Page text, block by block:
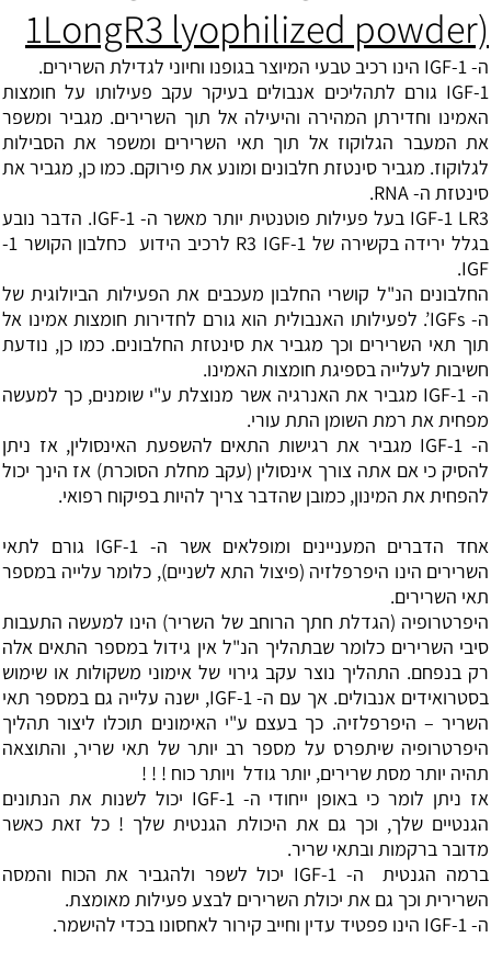
1LongR3 lyophilized powder)
ה- IGF-1 הינו רכיב טבעי המיוצר בגופנו וחיוני לגדילת השרירים.
IGF-1 גורם לתהליכים אנבולים בעיקר עקב פעילותו על חומצות
האמינו וחדירתן המהירה והיעילה אל תוך השרירים. מגביר ומשפר
את המעבר הגלוקוז אל תוך תאי השרירים ומשפר את הסבילות
לגלוקוז. מגביר סינטזת חלבונים ומונע את פירוקם. כמו כן, מגביר את
סינטזת ה- RNA.
IGF-1 LR3 בעל פעילות פוטנטית יותר מאשר ה- IGF-1. הדבר נובע
בגלל ירידה בקשירה של R3 IGF-1 לרכיב הידוע כחלבון הקושר 1-
IGF.
החלבונים הנ"ל קושרי החלבון מעכבים את הפעילות הביולוגית של
ה- IGFs’. לפעילותו האנבולית הוא גורם לחדירות חומצות אמינו אל
תוך תאי השרירים וכך מגביר את סינטזת החלבונים. כמו כן, נודעת
חשיבות לעלייה בספיגת חומצות האמינו.
ה- IGF-1 מגביר את האנרגיה אשר מנוצלת ע"י שומנים, כך למעשה
מפחית את רמת השומן התת עורי.
ה- IGF-1 מגביר את רגישות התאים להשפעת האינסולין, אז ניתן
להסיק כי אם אתה צורך אינסולין (עקב מחלת הסוכרת) אז הינך יכול
להפחית את המינון, כמובן שהדבר צריך להיות בפיקוח רפואי.
אחד הדברים המעניינים ומופלאים אשר ה- IGF-1 גורם לתאי
השרירים הינו היפרפלזיה (פיצול התא לשניים), כלומר עלייה במספר
תאי השרירים.
היפרטרופיה (הגדלת חתך הרוחב של השריר) הינו למעשה התעבות
סיבי השרירים כלומר שבתהליך הנ"ל אין גידול במספר התאים אלה
רק בנפחם. התהליך נוצר עקב גירוי של אימוני משקולות או שימוש
בסטרואידים אנבולים. אך עם ה- IGF-1, ישנה עלייה גם במספר תאי
השריר – היפרפלזיה. כך בעצם ע"י האימונים תוכלו ליצור תהליך
היפרטרופיה שיתפרס על מספר רב יותר של תאי שריר, והתוצאה
תהיה יותר מסת שרירים, יותר גודל ויותר כוח ! ! !
אז ניתן לומר כי באופן ייחודי ה- IGF-1 יכול לשנות את הנתונים
הגנטיים שלך, וכך גם את היכולת הגנטית שלך ! כל זאת כאשר
מדובר ברקמות ובתאי שריר.
ברמה הגנטית ה- IGF-1 יכול לשפר ולהגביר את הכוח והמסה
השרירית וכך גם את יכולת השרירים לבצע פעילות מאומצת.
ה- IGF-1 הינו פפטיד עדין וחייב קירור לאחסונו בכדי להישמר.